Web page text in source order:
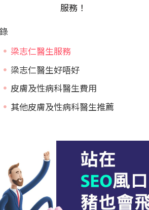
服務！
梁志仁醫生服務
梁志仁醫生好唔好
皮膚及性病科醫生費用
其他皮膚及性病科醫生推薦